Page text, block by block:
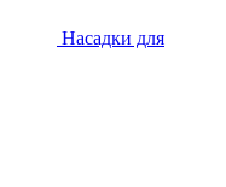
Насадки для